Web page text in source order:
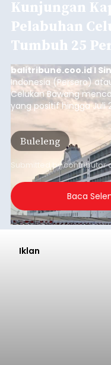
Kunjungan
Pelabuhan
Tumbuh 25
balitribune.coo.id I
Indonesia (Persero)
Celukan Bawang
yang positif hingga Juli
dari arus kapal yang
Tonnage (GT), atau
dibandingkan periode
yang tercatat sebesar
Buleleng
Submitted bycontributor
Baca
Iklan